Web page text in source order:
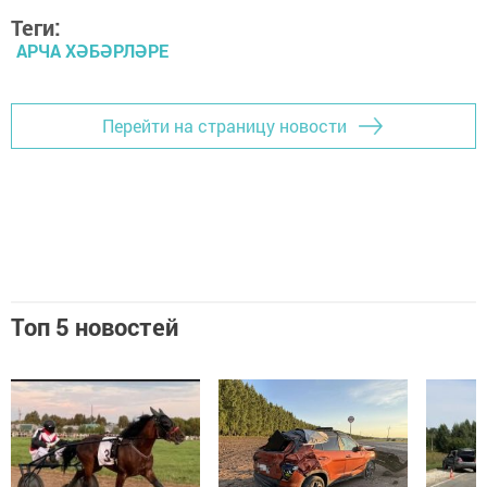
Теги:
АРЧА ХӘБӘРЛӘРЕ
Перейти на страницу новости
Топ 5 новостей